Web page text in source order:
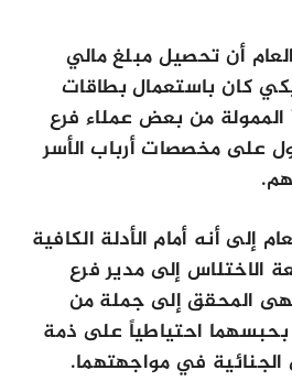
أن تحصيل مبلغ مالي
أمريكي كان باستعمال بطاقات
الممولة من بعض عملاء فرع
على مخصصات أرباب الأسر
إلى أنه أمام الأدلة الكافية
الاختلاس إلى مدير فرع
المحقق إلى جملة من
بحبسهما احتياطياً على ذمة
الجنائية في مواجهتهما.